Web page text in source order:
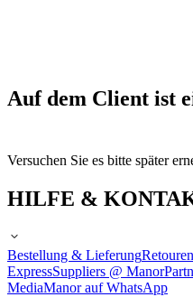
Auf dem Client ist
Versuchen Sie es bitte später
HILFE &
Bestellung & Lieferung
ExpressSuppliers @ Manor
MediaManor auf WhatsApp